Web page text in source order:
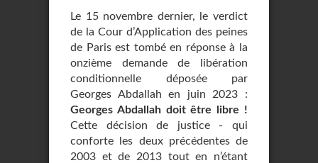
Le 15 novembre dernier, le verdict
de la Cour d’Application des peines
de Paris est tombé en réponse à la
onzième demande de libération
conditionnelle déposée par
Georges Abdallah en juin 2023 :
Georges Abdallah doit être libre !
Cette décision de justice - qui
conforte les deux précédentes de
2003 et de 2013 tout en n’étant